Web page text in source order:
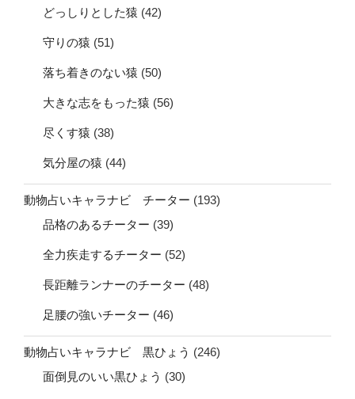
どっしりとした猿 (42)
守りの猿 (51)
落ち着きのない猿 (50)
大きな志をもった猿 (56)
尽くす猿 (38)
気分屋の猿 (44)
動物占いキャラナビ チーター (193)
品格のあるチーター (39)
全力疾走するチーター (52)
長距離ランナーのチーター (48)
足腰の強いチーター (46)
動物占いキャラナビ 黒ひょう (246)
面倒見のいい黒ひょう (30)